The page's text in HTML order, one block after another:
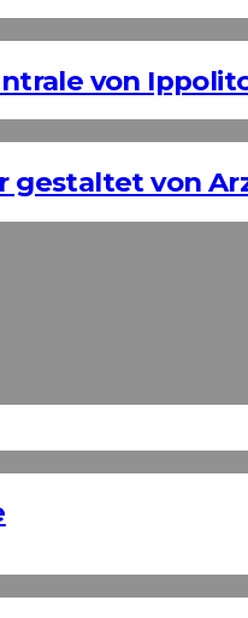
von
gestaltet von